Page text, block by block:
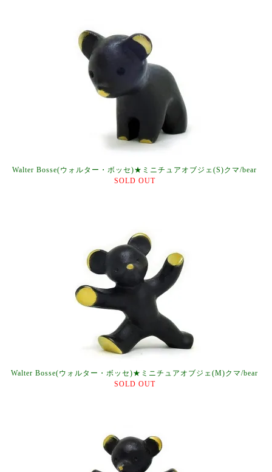
Walter Bosse(ウォルター・ボッセ)★ミニチュアオブジェ(S)クマ/bear
SOLD OUT
Walter Bosse(ウォルター・ボッセ)★ミニチュアオブジェ(M)クマ/bear
SOLD OUT